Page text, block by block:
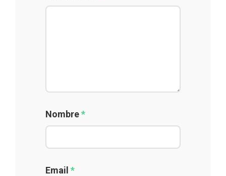
Nombre*
Email *